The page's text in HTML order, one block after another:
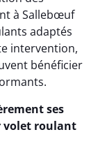
à Sallebœuf
adaptés
intervention,
bénéficier
ses
volet roulant